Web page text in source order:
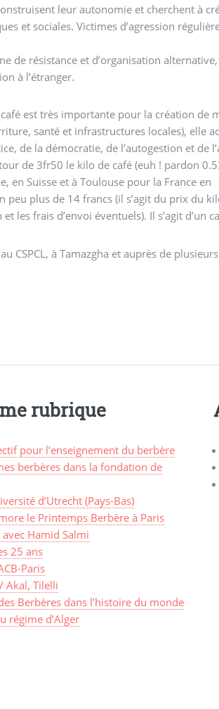
leur autonomie et cherchent à
et sociales. Victimes d’agression
de résistance et d’organisation
à l’étranger.
est très importante pour la création de
santé et infrastructures locales), elle
de la démocratie, de l’autogestion et de
de 3fr50 le kilo de café (euh ! pardon
en Suisse et à Toulouse pour la France en
peu plus de 14 francs (il s’agit du prix du
les frais d’envoi éventuels). Il s’agit d’un
CSPCL, à Tamazgha et auprès de
rubrique
pour l’enseignement du berbère
berbères dans la fondation de
d’Utrecht (Pays-Bas)
le Printemps Berbère à Paris
Hamid Salmi
25 ans
Paris
Akal, Tilelli
Berbères dans l’histoire du monde
régime d’Alger